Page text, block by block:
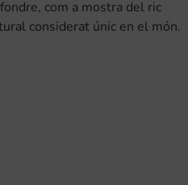
com a mostra del ric
considerat únic en el món.